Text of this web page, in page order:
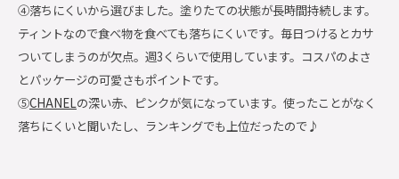
④落ちにくいから選びました。塗りたての状態が長時間持続します。
ティントなので食べ物を食べても落ちにくいです。毎日つけるとカサ
ついてしまうのが欠点。週3くらいで使用しています。コスパのよさ
とパッケージの可愛さもポイントです。
⑤CHANELの深い赤、ピンクが気になっています。使ったことがなく
落ちにくいと聞いたし、ランキングでも上位だったので♪